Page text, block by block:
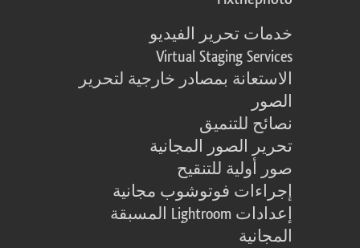
خدمات تحرير الفيديو
Virtual Staging Services
الاستعانة بمصادر خارجية لتحرير
الصور
نصائح للتنميق
تحرير الصور المجانية
صور أولية للتنقيح
إجراءات فوتوشوب مجانية
إعدادات Lightroom المسبقة
المجانية